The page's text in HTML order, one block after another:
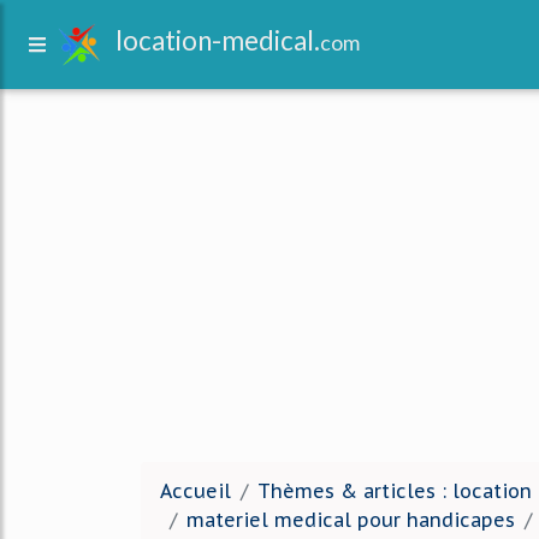
location-medical.com
Accueil
Thèmes & articles :
materiel medical pour handicapes